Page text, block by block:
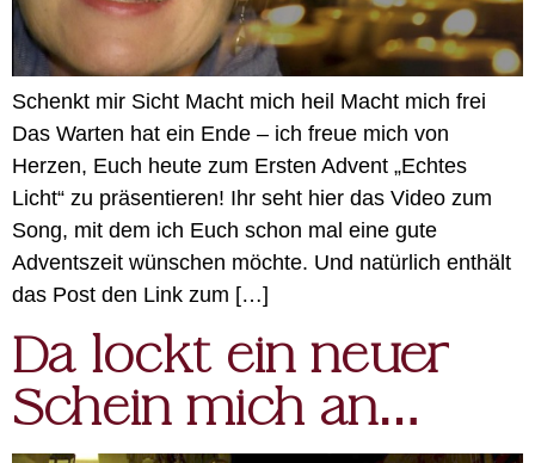
Schenkt mir Sicht Macht mich heil Macht mich frei
Das Warten hat ein Ende – ich freue mich von
Herzen, Euch heute zum Ersten Advent „Echtes
Licht“ zu präsentieren! Ihr seht hier das Video zum
Song, mit dem ich Euch schon mal eine gute
Adventszeit wünschen möchte. Und natürlich enthält
das Post den Link zum […]
Da lockt ein neuer
Schein mich an…